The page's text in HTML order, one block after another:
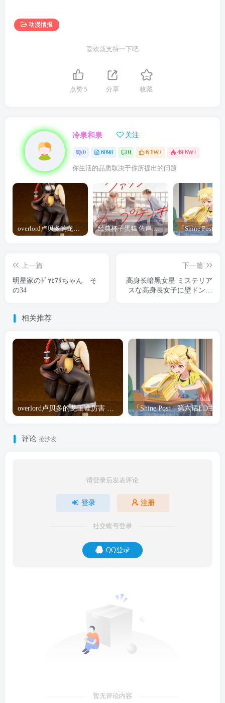
动漫情报
喜欢就支持一下吧
点赞 5 分享 收藏
冷泉和泉 关注
0 6098 0 6.1W+ 49.6W+
你生活的品质取决于你所提出的问题
overlord卢贝多的龙王谁厉害 「Overlord」露普斯蕾琪娜·贝塔手办开订 经典杯子蛋糕 佐岸 漫画「经典杯子蛋糕」宣布真人日剧化
上一篇
明星家のﾄﾞﾔﾋﾏﾘちゃん そ
の34
下一篇
高身长暗黑女星 ミステリア
スな高身長女子に壁ドンさ
相关推荐
评论 抢沙发
请登录后发表评论
登录 注册
社交账号登录
QQ登录
暂无评论内容